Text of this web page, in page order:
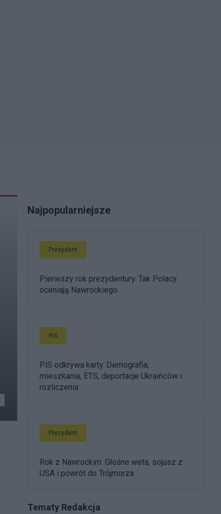
Najpopularniejsze
Prezydent
Pierwszy rok prezydentury. Tak Polacy
oceniają Nawrockiego
PiS
PiS odkrywa karty. Demografia,
mieszkania, ETS, deportacje Ukraińców i
rozliczenia
Prezydent
Rok z Nawrockim. Głośne weta, sojusz z
USA i powrót do Trójmorza
Tematy Redakcja